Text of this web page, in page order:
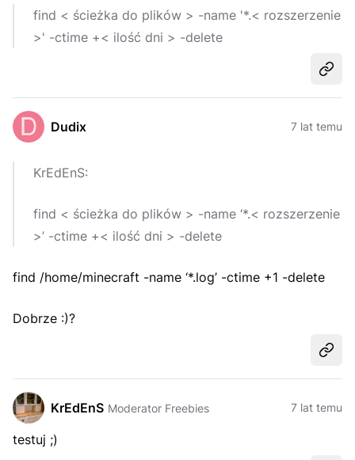
find < ścieżka do plików > -name '*.< rozszerzenie
>' -ctime +< ilość dni > -delete
Dudix 7 lat temu
KrEdEnS:
find < ścieżka do plików > -name ‘*.< rozszerzenie
>’ -ctime +< ilość dni > -delete
find /home/minecraft -name ‘*.log’ -ctime +1 -delete
Dobrze :)?
KrEdEnS Moderator Freebies 7 lat temu
testuj ;)